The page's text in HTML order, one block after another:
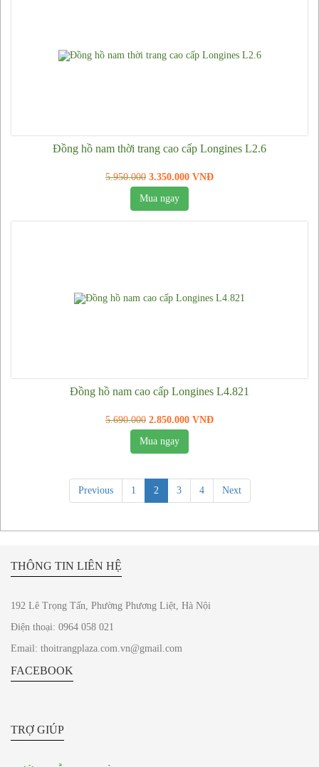
Đồng hồ nam thời trang cao cấp Longines L2.6
5.950.000 3.350.000 VNĐ
Mua ngay
Đồng hồ nam cao cấp Longines L4.821
5.690.000 2.850.000 VNĐ
Mua ngay
Previous 1 2 3 4 Next
THÔNG TIN LIÊN HỆ
192 Lê Trọng Tấn, Phường Phương Liệt, Hà Nội
Điện thoại: 0964 058 021
Email: thoitrangplaza.com.vn@gmail.com
FACEBOOK
TRỢ GIÚP